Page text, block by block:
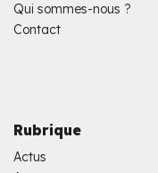
Qui sommes-nous ?
Contact
Rubrique
Actus